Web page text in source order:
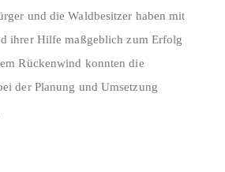
und die Waldbesitzer haben mit
ihrer Hilfe maßgeblich zum Erfolg
Rückenwind konnten die
der Planung und Umsetzung